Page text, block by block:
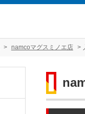
namcoマグスミノエ店